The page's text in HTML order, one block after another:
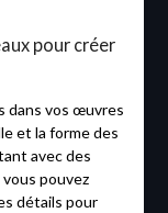
pour créer
dans vos œuvres
et la forme des
avec des
pouvez
détails pour